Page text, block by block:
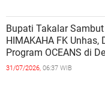
Bupati Takalar
HIMAKAHA FK
Program OCEANS di
31/07/2026, 06:37 WIB